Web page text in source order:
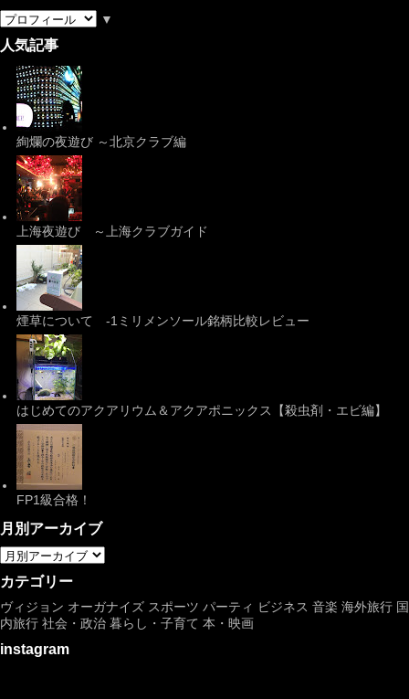
▼
人気記事
絢爛の夜遊び ～北京クラブ編
上海夜遊び ～上海クラブガイド
煙草について -1ミリメンソール銘柄比較レビュー
はじめてのアクアリウム＆アクアポニックス【殺虫剤・エビ編】
FP1級合格！
月別アーカイブ
カテゴリー
ヴィジョン オーガナイズ スポーツ パーティ ビジネス 音楽 海外旅行 国
内旅行 社会・政治 暮らし・子育て 本・映画
instagram